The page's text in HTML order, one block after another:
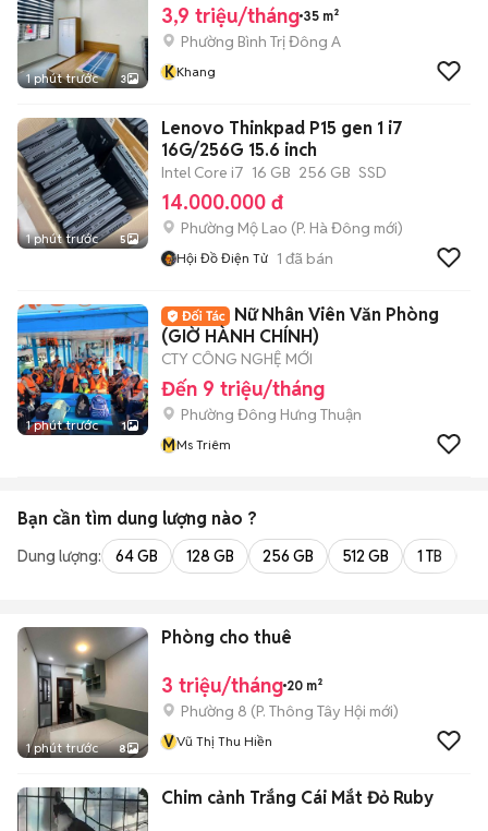
1 phút trước 3
3,9 triệu/tháng 35 m²
Phường Bình Trị Đông A
KKhang
1 phút trước 5
Lenovo Thinkpad P15 gen 1 i7
16G/256G 15.6 inch
Intel Core i7 16 GB 256 GB SSD
14.000.000 đ
Phường Mộ Lao (P. Hà Đông mới)
Hội Đồ Điện Tử 1 đã bán
1 phút trước 1
Nữ Nhân Viên Văn Phòng
(GIỜ HÀNH CHÍNH)
CTY CÔNG NGHỆ MỚI
Đến 9 triệu/tháng
Phường Đông Hưng Thuận
MMs Triêm
Bạn cần tìm dung lượng nào ?
Dung lượng: 64 GB 128 GB 256 GB 512 GB 1 TB
1 phút trước 8
Phòng cho thuê
3 triệu/tháng 20 m²
Phường 8 (P. Thông Tây Hội mới)
VVũ Thị Thu Hiền
Chim cảnh Trắng Cái Mắt Đỏ Ruby